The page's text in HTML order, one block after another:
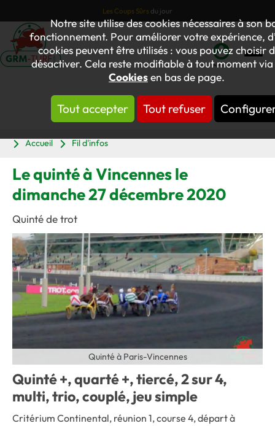
Notre site utilise des cookies nécessaires à son
fonctionnement. Pour améliorer votre expérience,
cookies peuvent être utilisés : vous pouvez choisir
désactiver. Cela reste modifiable à tout moment via
Cookiesen bas de page.
Tout accepter Tout refuser
Les Coups Sûrs du jour
Mon
compte
Accueil
Fil d'infos
Le quinté à Vincennes le
dimanche 27 décembre 2020
Quinté de trot
Quinté à Paris-Vincennes
Quinté +, quarté +, tiercé, 2 sur 4,
multi, trio, couplé, jeu simple
Critérium Continental, réunion 1, course 4, départ à